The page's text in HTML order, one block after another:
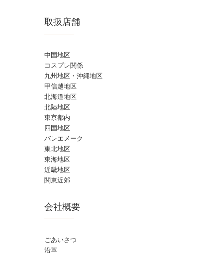
取扱店舗
中国地区
コスプレ関係
九州地区・沖縄地区
甲信越地区
北海道地区
北陸地区
東京都内
四国地区
バレエメーク
東北地区
東海地区
近畿地区
関東近郊
会社概要
ごあいさつ
沿革